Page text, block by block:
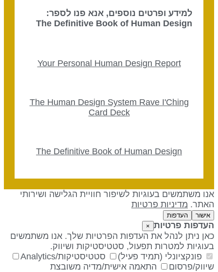
למידע ופרטים נוספים, אנא פנו לספר:
The Definitive Book of Human Design
Your Personal Human Design Report
The Human Design System Rave I'Ching
Card Deck
The Definitive Book of Human Design
משתמשים בעוגיות לשיפור חוויית הגלישה ושירותי
מדיניות פרטיות
אישור העדפות
פרטיות ×
ניתן לנהל את העדפות הפרטיות שלך. אנו משתמשים
למטרות תפעול, סטטיסטיקות ושיווק.
פונקציונלי (תמיד פעיל)
סטטיסטיקות/Analytics
פרסום
התאמה אישית/מדיה משובצת